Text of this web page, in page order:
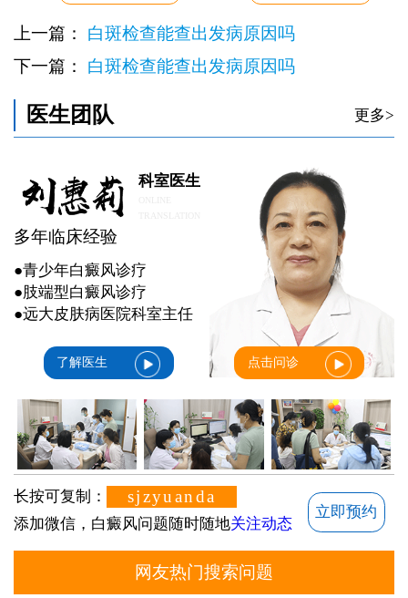
上一篇： 白斑检查能查出发病原因吗
下一篇： 白斑检查能查出发病原因吗
医生团队 更多>
科室医生
多年临床经验
●青少年白癜风诊疗
●肢端型白癜风诊疗
●远大皮肤病医院科室主任
了解医生 点击问诊
长按可复制： sjzyuanda
添加微信，白癜风问题随时随地关注动态
立即预约
网友热门搜索问题